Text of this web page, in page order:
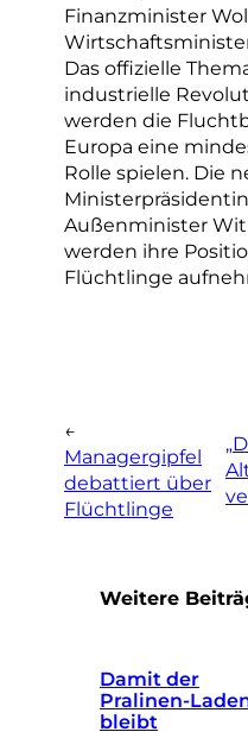
Finanzminister
Das offizielle
industrielle
werden die
Europa eine
Rolle spielen. Die
Außenminister
werden ihre
Flüchtlinge
←
Managergipfel
debattiert über
Flüchtlinge
Weitere
Damit der
Pralinen-
bleibt